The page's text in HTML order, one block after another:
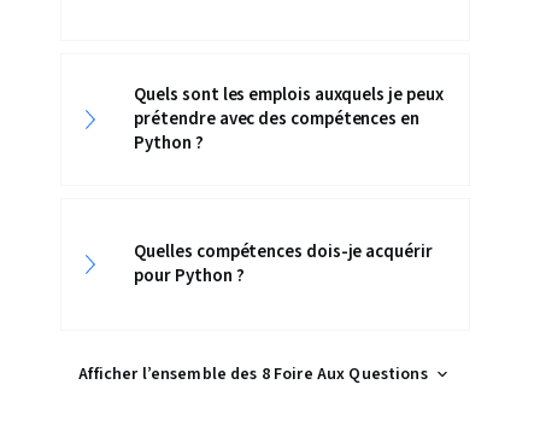
Quels sont les emplois auxquels je peux
prétendre avec des compétences en
Python ?
Quelles compétences dois-je acquérir
pour Python ?
Afficher l’ensemble des 8 Foire Aux Questions